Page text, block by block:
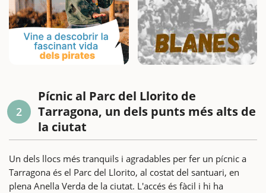
2
Pícnic al Parc del Llorito de
Tarragona, un dels punts més alts de
la ciutat
Un dels llocs més tranquils i agradables per fer un pícnic a
Tarragona és el Parc del Llorito, al costat del santuari, en
plena Anella Verda de la ciutat. L'accés és fàcil i hi ha